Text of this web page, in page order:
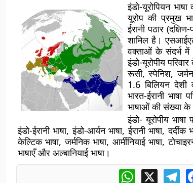
इंडो-यूरोपियन
यूरोप की प्रमुख
ईरानी पठार
शामिल है।
वक्ताओं के संदर्भ
इंडो-यूरोपीय
रूसी, स्पेनिश,
1.6 बिलियन
भारत-ईरानी
भाषाओं की संख्या के
इंडो- यूरोपीय
इंडो-ईरानी भाषा, इंडो-आर्यन भाषा, ईरानी भाषा,
केल्टिक भाषा, जर्मनिक भाषा, आर्मीनियाई भाषा,
भाषाएँ और अल्बानियाई भाषा।
WhatsApp
X